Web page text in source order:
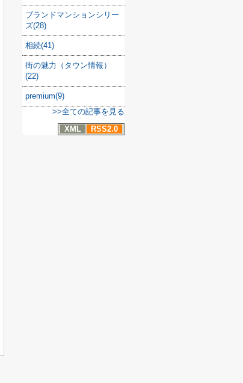
ブランドマンションシリー
ズ(28)
相続(41)
街の魅力（タウン情報）
(22)
premium(9)
>>全ての記事を見る
XML
RSS2.0